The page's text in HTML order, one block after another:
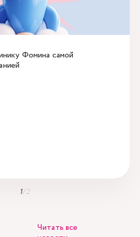
Читать все
Фомина самой
1/2